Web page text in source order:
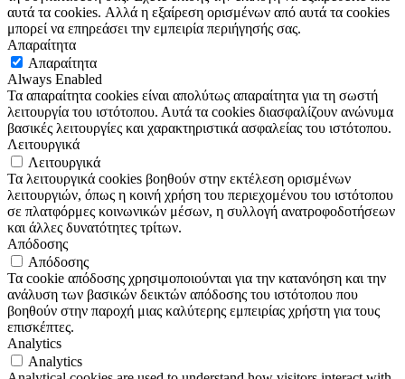
αυτά τα cookies. Αλλά η εξαίρεση ορισμένων από αυτά τα cookies
μπορεί να επηρεάσει την εμπειρία περιήγησής σας.
Απαραίτητα
Απαραίτητα
Always Enabled
Τα απαραίτητα cookies είναι απολύτως απαραίτητα για τη σωστή
λειτουργία του ιστότοπου. Αυτά τα cookies διασφαλίζουν ανώνυμα
βασικές λειτουργίες και χαρακτηριστικά ασφαλείας του ιστότοπου.
Λειτουργικά
Λειτουργικά
Τα λειτουργικά cookies βοηθούν στην εκτέλεση ορισμένων
λειτουργιών, όπως η κοινή χρήση του περιεχομένου του ιστότοπου
σε πλατφόρμες κοινωνικών μέσων, η συλλογή ανατροφοδοτήσεων
και άλλες δυνατότητες τρίτων.
Απόδοσης
Απόδοσης
Τα cookie απόδοσης χρησιμοποιούνται για την κατανόηση και την
ανάλυση των βασικών δεικτών απόδοσης του ιστότοπου που
βοηθούν στην παροχή μιας καλύτερης εμπειρίας χρήστη για τους
επισκέπτες.
Analytics
Analytics